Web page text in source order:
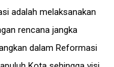
adalah melaksanakan
rencana jangka
dalam Reformasi